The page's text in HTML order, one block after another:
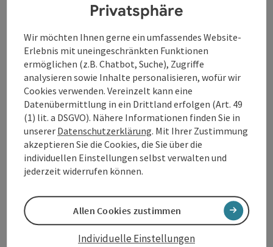
Kontakt
Öffnungszeiten
Anreise/Lage
Auszeichnungen
Eignung
Barrierefreiheit
Privatsphäre
Wir möchten Ihnen gerne ein umfassendes Website-
Erlebnis mit uneingeschränkten Funktionen
ermöglichen (z.B. Chatbot, Suche), Zugriffe
analysieren sowie Inhalte personalisieren, wofür wir
Cookies verwenden. Vereinzelt kann eine
Datenübermittlung in ein Drittland erfolgen (Art. 49
(1) lit. a DSGVO). Nähere Informationen finden Sie in
unserer Datenschutzerklärung. Mit Ihrer Zustimmung
akzeptieren Sie die Cookies, die Sie über die
individuellen Einstellungen selbst verwalten und
jederzeit widerrufen können.
Individuelle Einstellungen
Allen Cookies zustimmen